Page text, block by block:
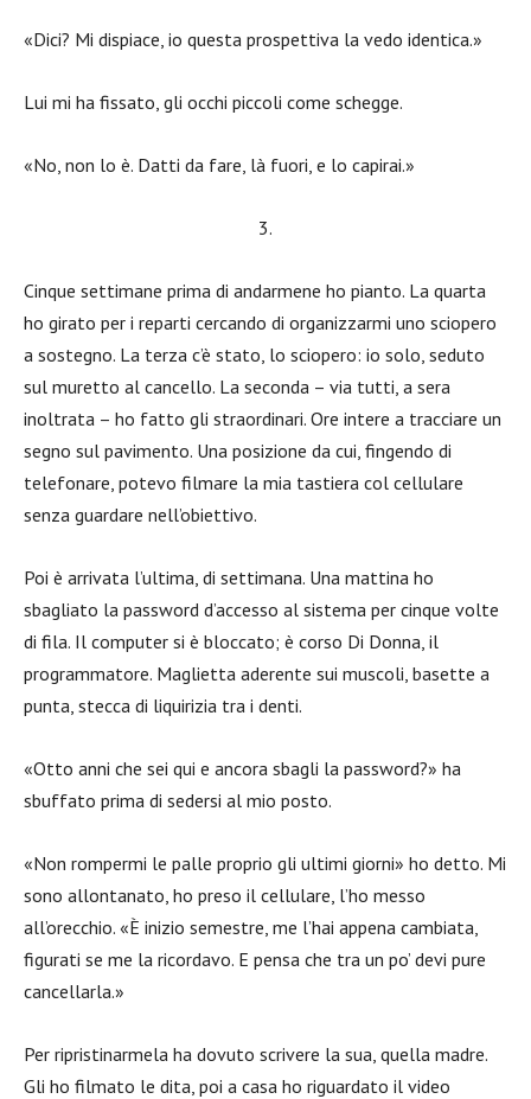
«Dici? Mi dispiace, io questa prospettiva la vedo identica.»
Lui mi ha fissato, gli occhi piccoli come schegge.
«No, non lo è. Datti da fare, là fuori, e lo capirai.»
3.
Cinque settimane prima di andarmene ho pianto. La quarta
ho girato per i reparti cercando di organizzarmi uno sciopero
a sostegno. La terza c’è stato, lo sciopero: io solo, seduto
sul muretto al cancello. La seconda – via tutti, a sera
inoltrata – ho fatto gli straordinari. Ore intere a tracciare un
segno sul pavimento. Una posizione da cui, fingendo di
telefonare, potevo filmare la mia tastiera col cellulare
senza guardare nell’obiettivo.
Poi è arrivata l’ultima, di settimana. Una mattina ho
sbagliato la password d’accesso al sistema per cinque volte
di fila. Il computer si è bloccato; è corso Di Donna, il
programmatore. Maglietta aderente sui muscoli, basette a
punta, stecca di liquirizia tra i denti.
«Otto anni che sei qui e ancora sbagli la password?» ha
sbuffato prima di sedersi al mio posto.
«Non rompermi le palle proprio gli ultimi giorni» ho detto. Mi
sono allontanato, ho preso il cellulare, l’ho messo
all’orecchio. «È inizio semestre, me l’hai appena cambiata,
figurati se me la ricordavo. E pensa che tra un po’ devi pure
cancellarla.»
Per ripristinarmela ha dovuto scrivere la sua, quella madre.
Gli ho filmato le dita, poi a casa ho riguardato il video